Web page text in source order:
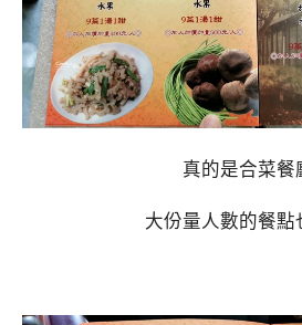
真的是合菜餐
大份量人數的餐點